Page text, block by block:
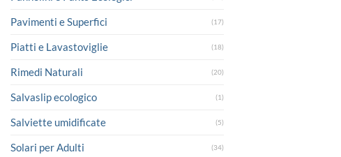
Pavimenti e Superfici (17)
Piatti e Lavastoviglie (18)
Rimedi Naturali (20)
Salvaslip ecologico (1)
Salviette umidificate (5)
Solari per Adulti (34)